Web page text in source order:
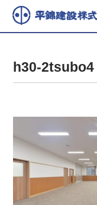
h30-2tsubo4